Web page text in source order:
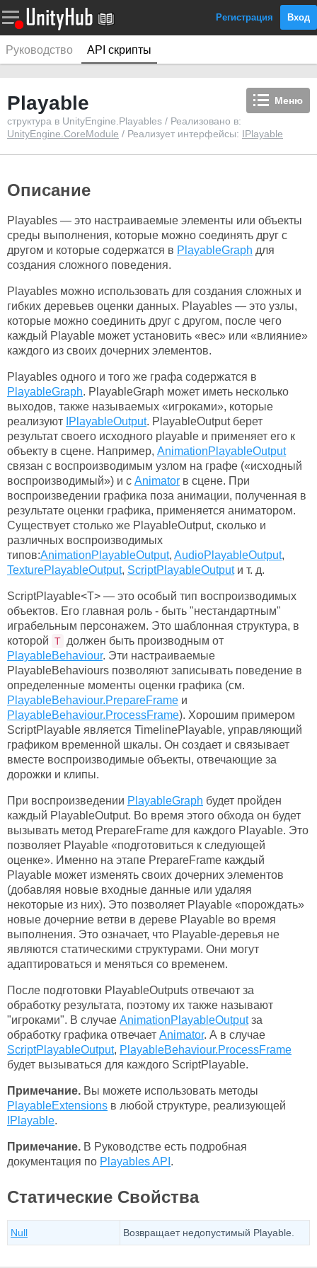
Регистрация Вход
Руководство API скрипты
Меню
Playable
структура в UnityEngine.Playables / Реализовано в:
UnityEngine.CoreModule / Реализует интерфейсы: IPlayable
Описание
Playables — это настраиваемые элементы или объекты
среды выполнения, которые можно соединять друг с
другом и которые содержатся в PlayableGraph для
создания сложного поведения.
Playables можно использовать для создания сложных и
гибких деревьев оценки данных. Playables — это узлы,
которые можно соединить друг с другом, после чего
каждый Playable может установить «вес» или «влияние»
каждого из своих дочерних элементов.
Playables одного и того же графа содержатся в
PlayableGraph. PlayableGraph может иметь несколько
выходов, также называемых «игроками», которые
реализуют IPlayableOutput. PlayableOutput берет
результат своего исходного playable и применяет его к
объекту в сцене. Например, AnimationPlayableOutput
связан с воспроизводимым узлом на графе («исходный
воспроизводимый») и с Animator в сцене. При
воспроизведении графика поза анимации, полученная в
результате оценки графика, применяется аниматором.
Существует столько же PlayableOutput, сколько и
различных воспроизводимых
типов:AnimationPlayableOutput, AudioPlayableOutput,
TexturePlayableOutput, ScriptPlayableOutputи т. д.
ScriptPlayable<T> — это особый тип воспроизводимых
объектов. Его главная роль - быть "нестандартным"
играбельным персонажем. Это шаблонная структура, в
которой T должен быть производным от
PlayableBehaviour. Эти настраиваемые
PlayableBehaviours позволяют записывать поведение в
определенные моменты оценки графика (см.
PlayableBehaviour.PrepareFrame и
PlayableBehaviour.ProcessFrame). Хорошим примером
ScriptPlayable является TimelinePlayable, управляющий
графиком временной шкалы. Он создает и связывает
вместе воспроизводимые объекты, отвечающие за
дорожки и клипы.
При воспроизведении PlayableGraph будет пройден
каждый PlayableOutput. Во время этого обхода он будет
вызывать метод PrepareFrame для каждого Playable. Это
позволяет Playable «подготовиться к следующей
оценке». Именно на этапе PrepareFrame каждый
Playable может изменять своих дочерних элементов
(добавляя новые входные данные или удаляя
некоторые из них). Это позволяет Playable «порождать»
новые дочерние ветви в дереве Playable во время
выполнения. Это означает, что Playable-деревья не
являются статическими структурами. Они могут
адаптироваться и меняться со временем.
После подготовки PlayableOutputs отвечают за
обработку результата, поэтому их также называют
"игроками". В случае AnimationPlayableOutputза
обработку графика отвечает Animator. А в случае
ScriptPlayableOutput, PlayableBehaviour.ProcessFrame
будет вызываться для каждого ScriptPlayable.
Примечание. Вы можете использовать методы
PlayableExtensions в любой структуре, реализующей
IPlayable.
Примечание. В Руководстве есть подробная
документация по Playables API .
Статические Свойства
Null Возвращает недопустимый Playable.